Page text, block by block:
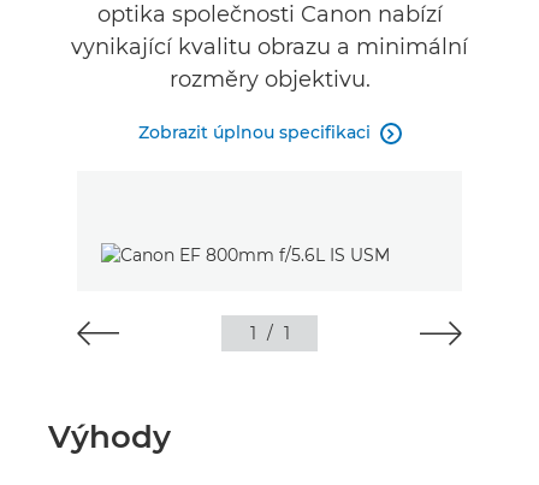
optika společnosti Canon nabízí
vynikající kvalitu obrazu a minimální
rozměry objektivu.
Zobrazit úplnou specifikaci 
1 / 1
Výhody